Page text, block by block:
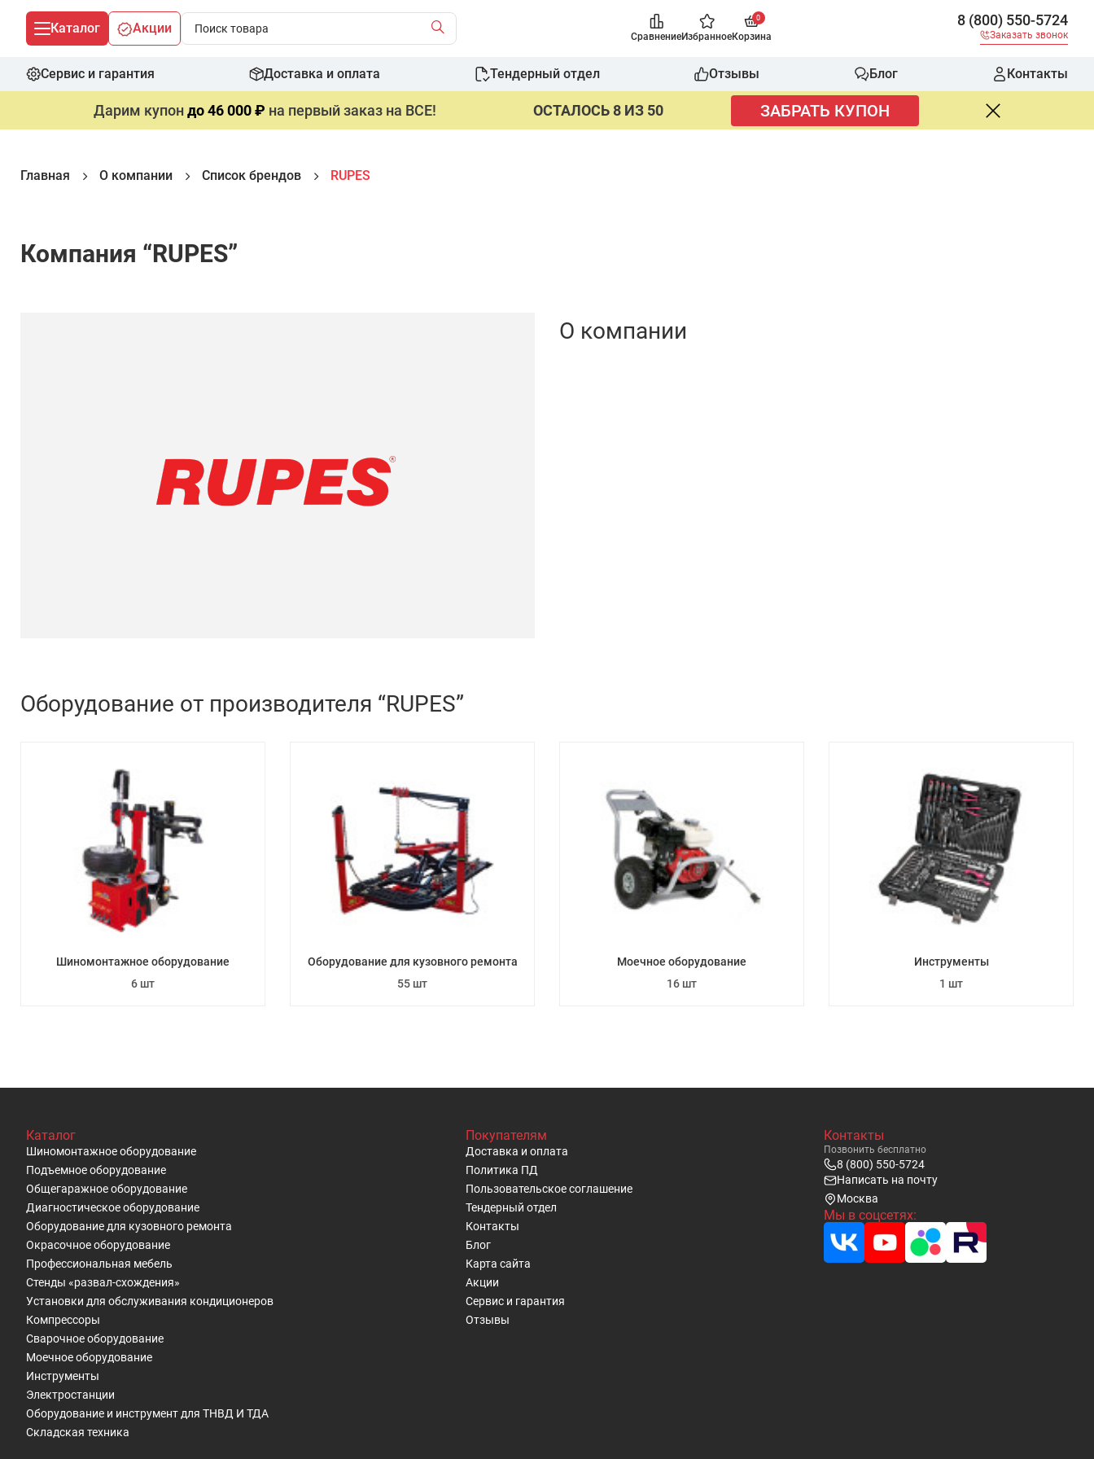
Каталог Акции
СравнениеИзбранное
0
Корзина
8 (800) 550-5724
Заказать звонок
Сервис и гарантия Доставка и оплата Тендерный отдел Отзывы Блог Контакты
Дарим купондо 46 000 ₽ на первый заказ на ВСЕ! ОСТАЛОСЬ 8 ИЗ 50 ЗАБРАТЬ КУПОН
Главная О компании Список брендов RUPES
Компания “RUPES”
О компании
Оборудование от производителя “RUPES”
Шиномонтажное оборудование
6 шт
Оборудование для кузовного ремонта
55 шт
Моечное оборудование
16 шт
Инструменты
1 шт
Каталог
Шиномонтажное оборудование
Подъемное оборудование
Общегаражное оборудование
Диагностическое оборудование
Оборудование для кузовного ремонта
Окрасочное оборудование
Профессиональная мебель
Стенды «развал-схождения»
Установки для обслуживания кондиционеров
Компрессоры
Сварочное оборудование
Моечное оборудование
Инструменты
Электростанции
Оборудование и инструмент для ТНВД И ТДА
Складская техника
Покупателям
Доставка и оплата
Политика ПД
Пользовательское cоглашение
Тендерный отдел
Контакты
Блог
Карта сайта
Акции
Сервис и гарантия
Отзывы
Контакты
Позвонить бесплатно
8 (800) 550-5724
Написать на почту
Москва
Мы в соцсетях: